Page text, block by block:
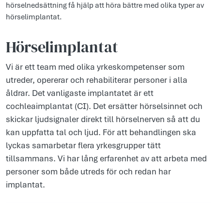
hörselnedsättning få hjälp att höra bättre med olika typer av
hörselimplantat.
Hörselimplantat
Vi är ett team med olika yrkeskompetenser som
utreder, opererar och rehabiliterar personer i alla
åldrar. Det vanligaste implantatet är ett
cochleaimplantat (CI). Det ersätter hörselsinnet och
skickar ljudsignaler direkt till hörselnerven så att du
kan uppfatta tal och ljud. För att behandlingen ska
lyckas samarbetar flera yrkesgrupper tätt
tillsammans. Vi har lång erfarenhet av att arbeta med
personer som både utreds för och redan har
implantat.